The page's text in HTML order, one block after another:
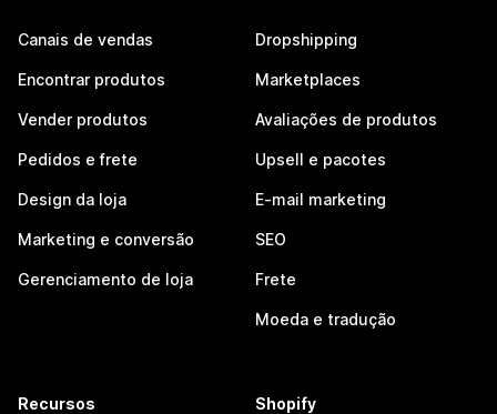
Canais de vendas
Encontrar produtos
Vender produtos
Pedidos e frete
Design da loja
Marketing e conversão
Gerenciamento de loja
Dropshipping
Marketplaces
Avaliações de produtos
Upsell e pacotes
E-mail marketing
SEO
Frete
Moeda e tradução
Recursos Shopify